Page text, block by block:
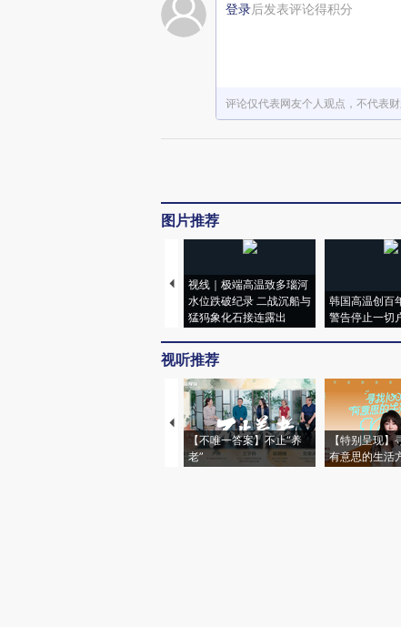
登录后发表评论得积分
评论仅代表网友个人观点，不代表
图片推荐
视线｜极端高温致多瑙河
水位跌破纪录 二战沉船与
猛犸象化石接连露出
韩国高温创百
警告停止一切
视听推荐
【不唯一答案】不止“养
老”
【特别呈现
有意思的生活